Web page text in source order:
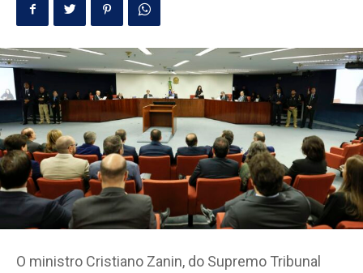
O ministro Cristiano Zanin, do Supremo Tribunal